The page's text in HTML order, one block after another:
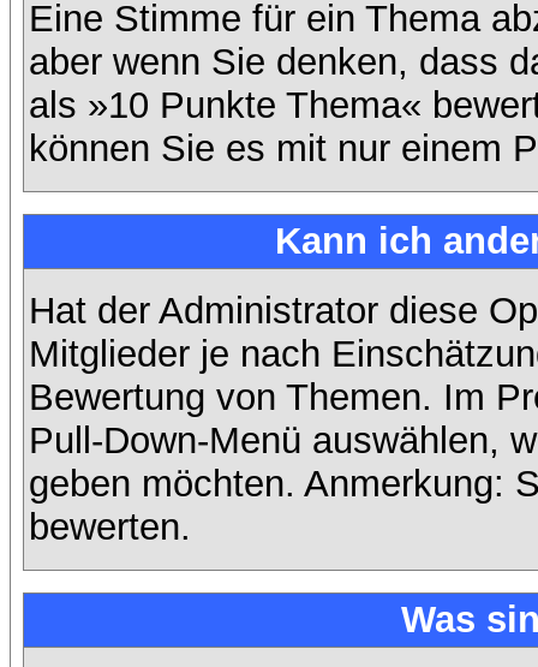
Eine Stimme für ein Thema
aber wenn Sie denken, dass
als »10 Punkte Thema«
können Sie es mit nur einem
Kann ich
Hat der Administrator diese
Mitglieder je nach
Bewertung von Themen. Im
Pull-Down-Menü auswählen,
geben möchten. Anmerkung:
bewerten.
Was